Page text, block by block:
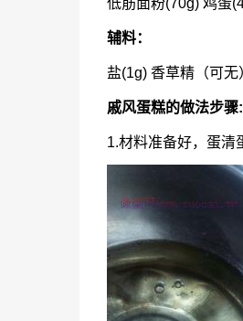
低筋面粉(70g) 鸡蛋
辅料：
盐(1g) 香草精（可
戚风蛋糕的做法步骤:
1.材料准备好，蛋清